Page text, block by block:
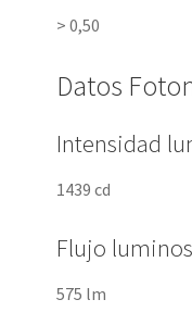
> 0,50
Datos
Intensidad
1439 cd
Flujo
575 lm